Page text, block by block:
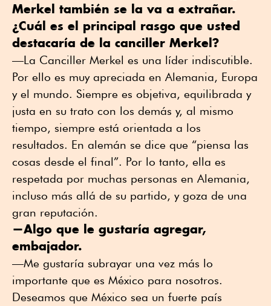
Merkel también se la va a extrañar.
¿Cuál es el principal rasgo que usted
destacaría de la canciller Merkel?
—La Canciller Merkel es una líder indiscutible.
Por ello es muy apreciada en Alemania, Europa
y el mundo. Siempre es objetiva, equilibrada y
justa en su trato con los demás y, al mismo
tiempo, siempre está orientada a los
resultados. En alemán se dice que “piensa las
cosas desde el final”. Por lo tanto, ella es
respetada por muchas personas en Alemania,
incluso más allá de su partido, y goza de una
gran reputación.
—Algo que le gustaría agregar,
embajador.
—Me gustaría subrayar una vez más lo
importante que es México para nosotros.
Deseamos que México sea un fuerte país